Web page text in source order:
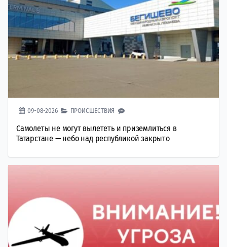
09-08-2026 ПРОИСШЕСТВИЯ
Самолеты не могут вылететь и приземлиться в
Татарстане — небо над республикой закрыто